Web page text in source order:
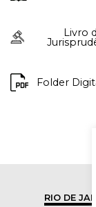
Livro
Folder
RIO DE